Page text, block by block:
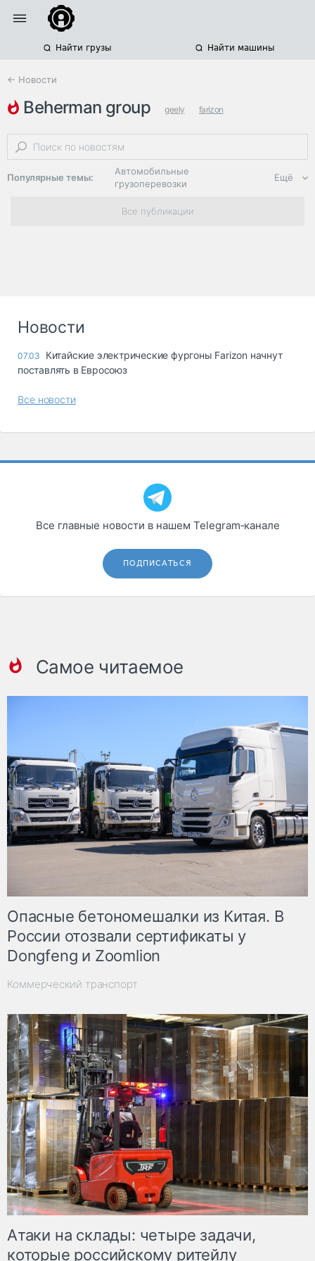
Найти грузы Найти машины
← Новости
beherman group geely farizon
продажи автомобилей
Популярные темы:
Автомобильные
грузоперевозки
Региональная
логистика
опасные грузы
грузовые
Коммерческий
транспорт
Спецтехника
Автосервис,
запчасти, шины
Дзен
Ещё
Все публикации
Новости
07.03
Китайские электрические фургоны Farizon начнут
поставлять в Евросоюз
Все новости
Все главные новости в нашем Telegram‑канале
ПОДПИСАТЬСЯ
Самое читаемое
Опасные бетономешалки из Китая. В
России отозвали сертификаты у
Dongfeng и Zoomlion
Коммерческий транспорт
Атаки на склады: четыре задачи,
которые российскому ритейлу